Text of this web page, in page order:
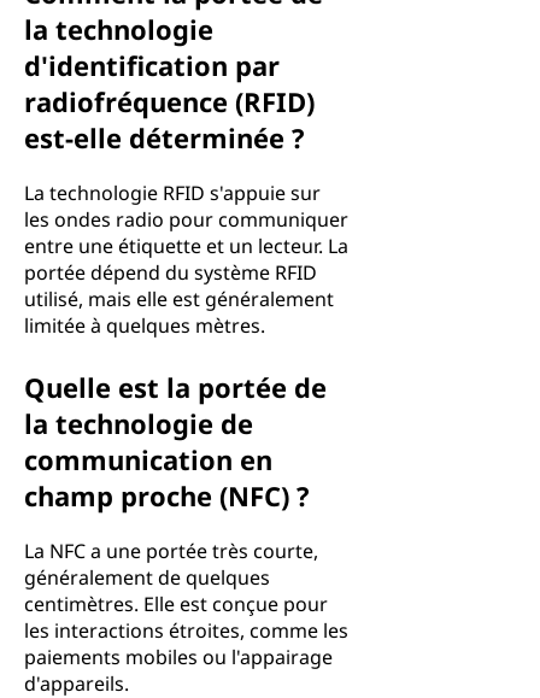
la technologie
d'identification par
radiofréquence (RFID)
est-elle déterminée ?
La technologie RFID s'appuie sur
les ondes radio pour communiquer
entre une étiquette et un lecteur. La
portée dépend du système RFID
utilisé, mais elle est généralement
limitée à quelques mètres.
Quelle est la portée de
la technologie de
communication en
champ proche (NFC) ?
La NFC a une portée très courte,
généralement de quelques
centimètres. Elle est conçue pour
les interactions étroites, comme les
paiements mobiles ou l'appairage
d'appareils.